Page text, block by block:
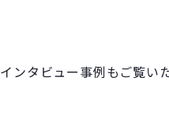
タビュー事例もご覧いた